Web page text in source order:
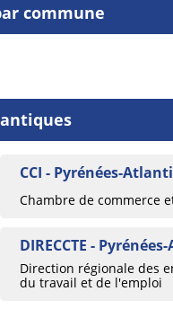
commune
CCI - Pyrénées-
Chambre de commerce
DIRECCTE -
Direction régionale des
du travail et de l'emploi